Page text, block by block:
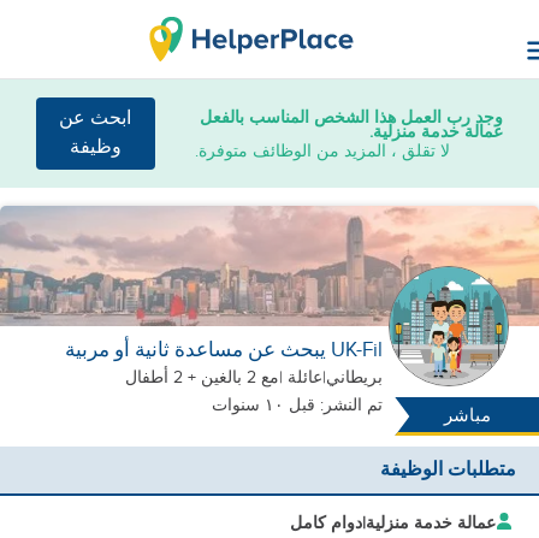
وجد رب العمل هذا الشخص المناسب بالفعل
عمالة خدمة منزلية.
لا تقلق ، المزيد من الوظائف متوفرة.
ابحث عن
وظيفة
مباشر
UK-Fil يبحث عن مساعدة ثانية أو مربية
بريطاني|عائلة |مع 2 بالغين + 2 أطفال
تم النشر: قبل ١٠ سنوات
متطلبات الوظيفة
عمالة خدمة منزلية|دوام كامل